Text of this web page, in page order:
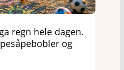
regn hele dagen.
og